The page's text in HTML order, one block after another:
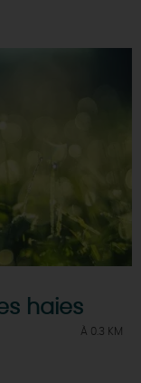
haies
À 0.3 KM